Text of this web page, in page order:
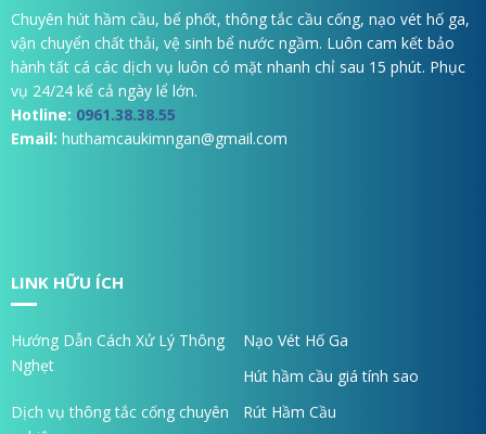
Chuyên hút hầm cầu, bể phốt, thông tắc cầu cống, nạo vét hố ga,
vận chuyển chất thải, vệ sinh bể nước ngầm. Luôn cam kết bảo
hành tất cá các dịch vụ luôn có mặt nhanh chỉ sau 15 phút. Phục
vụ 24/24 kể cả ngày lể lớn.
Hotline: 0961.38.38.55
Email: huthamcaukimngan@gmail.com
LINK HỮU ÍCH
Hướng Dẫn Cách Xử Lý Thông
Nghẹt
Nạo Vét Hố Ga
Hút hầm cầu giá tính sao
Dịch vụ thông tắc cống chuyên
Rút Hầm Cầu